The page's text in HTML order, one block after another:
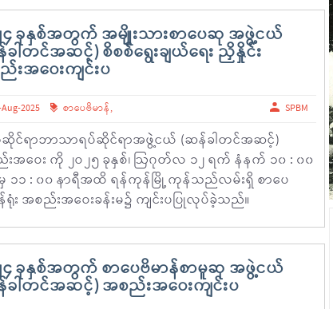
၄ ခုနှစ်အတွက် အမျိုးသားစာပေဆု အဖွဲ့ငယ်
ါတင်အဆင့်) စိစစ်ရွေးချယ်ရေး ညှိနှိုင်း
းအဝေးကျင်းပ
2025 စာပေဗိမာန်, SPBM
င်ရာဘာသာရပ်ဆိုင်ရာအဖွဲ့ငယ် (ဆန်ခါတင်အဆင့်)
အဝေး ကို ၂ဝ၂၅ ခုနှစ်၊ ဩဂုတ်လ ၁၂ ရက် နံနက် ၁၀ : ၀၀
၁၁ : ၀၀ နာရီအထိ ရန်ကုန်မြို့ ကုန်သည်လမ်းရှိ စာပေ
ရုံး အစည်းအဝေးခန်းမ၌ ကျင်းပပြုလုပ်ခဲ့သည်။
၄ ခုနှစ်အတွက် စာပေဗိမာန်စာမူဆု အဖွဲ့ငယ်
ါတင်အဆင့်) အစည်းအဝေးကျင်းပ